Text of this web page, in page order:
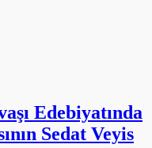
Edebiyatında
Sedat Veyis